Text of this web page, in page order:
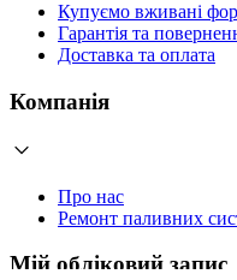
Купуємо вживані
Гарантія та
Доставка та оплата
Компанія
Про нас
Ремонт паливних
Мій обліковий запис